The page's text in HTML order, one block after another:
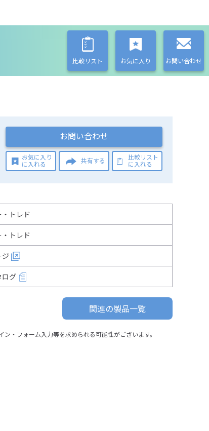
比較リスト お気に入り お問い合わせ
お問い合わせ
お気に入り
に入れる
共有する
比較リスト
に入れる
・トレド
・トレド
ジ
ログ
関連の製品一覧
・フォーム入力等を求められる可能性がございます。